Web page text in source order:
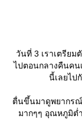
วันที่ 3 เราเตรียม
ไปตอนกลางคืนคน
นี้เลยไป
ตื่นขึ้นมาดูพยากรณ์
มากๆๆ อุณหภูมิต่